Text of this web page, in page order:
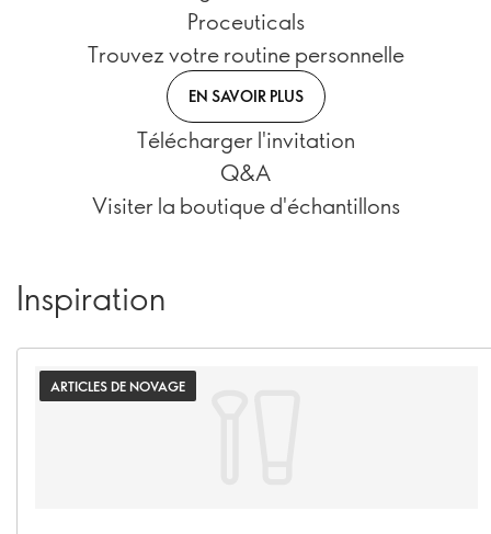
Proceuticals
Trouvez votre routine personnelle
EN SAVOIR PLUS
Télécharger l'invitation
Q&A
Visiter la boutique d'échantillons
Inspiration
ARTICLES DE NOVAGE